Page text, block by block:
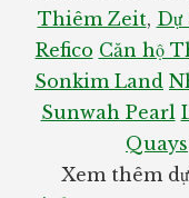
Thiêm Zeit, Dự
Refico Căn hộ
Sonkim Land
Sunwah Pearl
Quays
Xem thêm